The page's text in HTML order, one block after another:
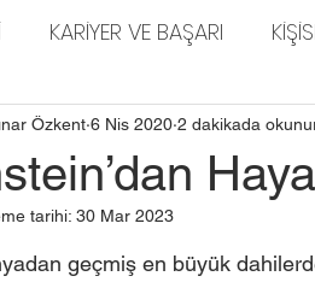
KARİYER VE BAŞARI
PORTFÖY HABERLERİ
Özkent 6 Nis 2020 2 dakikada
tarihi: 30 Mar 2023
geçmiş en büyük